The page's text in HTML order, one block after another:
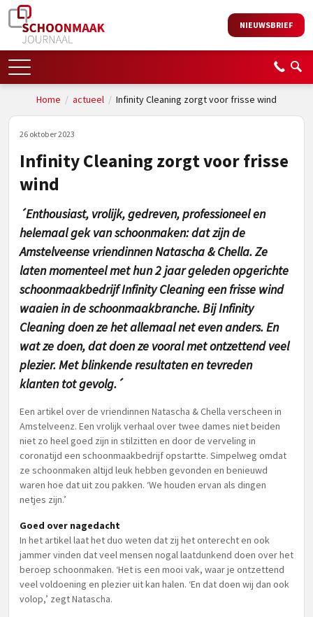
NIEUWSBRIEF
Home / actueel / Infinity Cleaning zorgt voor frisse wind
26 oktober 2023
Infinity Cleaning zorgt voor frisse
wind
´Enthousiast, vrolijk, gedreven, professioneel en
helemaal gek van schoonmaken: dat zijn de
Amstelveense vriendinnen Natascha & Chella. Ze
laten momenteel met hun 2 jaar geleden opgerichte
schoonmaakbedrijf Infinity Cleaning een frisse wind
waaien in de schoonmaakbranche. Bij Infinity
Cleaning doen ze het allemaal net even anders. En
wat ze doen, dat doen ze vooral met ontzettend veel
plezier. Met blinkende resultaten en tevreden
klanten tot gevolg.´
Een artikel over de vriendinnen Natascha & Chella verscheen in
Amstelveenz. Een vrolijk verhaal over twee dames niet beiden
niet zo heel goed zijn in stilzitten en door de verveling in
coronatijd een schoonmaakbedrijf opstartte. Simpelweg omdat
ze schoonmaken altijd leuk hebben gevonden en benieuwd
waren hoe dat uit zou pakken. ‘We houden ervan als dingen
netjes zijn.’
Goed over nagedacht
In het artikel laat het duo weten dat zij het onterecht en ook
jammer vinden dat veel mensen nogal laatdunkend doen over het
beroep schoonmaken. ‘Het is een mooi vak, waar je ontzettend
veel voldoening en plezier uit kan halen. ‘En dat doen wij dan ook
volop,’ zegt Natascha.